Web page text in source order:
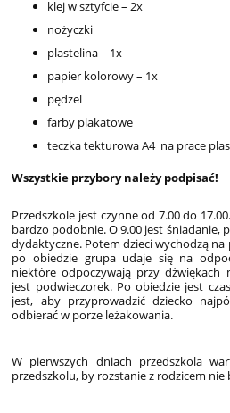
klej w sztyfcie – 2x
nożyczki
plastelina – 1x
papier kolorowy – 1x
pędzel
farby plakatowe
teczka tekturowa A4 na prace
Wszystkie przybory należy podpisać!
Przedszkole jest czynne od 7.00 do
bardzo podobnie. O 9.00 jest śniadanie,
dydaktyczne. Potem dzieci wychodzą na
po obiedzie grupa udaje się na
niektóre odpoczywają przy dźwiękach
jest podwieczorek. Po obiedzie jest
jest, aby przyprowadzić dziecko
odbierać w porze leżakowania.
W pierwszych dniach przedszkola
przedszkolu, by rozstanie z rodzicem nie